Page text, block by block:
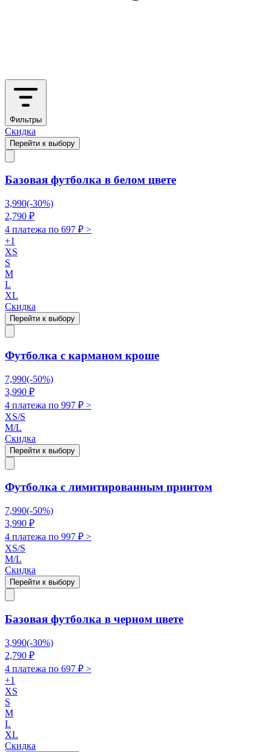
Фильтры
Скидка
Перейти к выбору
Базовая футболка в белом цвете
3,990(-30%)
2,790 ₽
4 платежа по 697 ₽ >
+1
XS
S
M
L
XL
Скидка
Перейти к выбору
Футболка с карманом кроше
7,990(-50%)
3,990 ₽
4 платежа по 997 ₽ >
XS/S
M/L
Скидка
Перейти к выбору
Футболка с лимитированным принтом
7,990(-50%)
3,990 ₽
4 платежа по 997 ₽ >
XS/S
M/L
Скидка
Перейти к выбору
Базовая футболка в черном цвете
3,990(-30%)
2,790 ₽
4 платежа по 697 ₽ >
+1
XS
S
M
L
XL
Скидка